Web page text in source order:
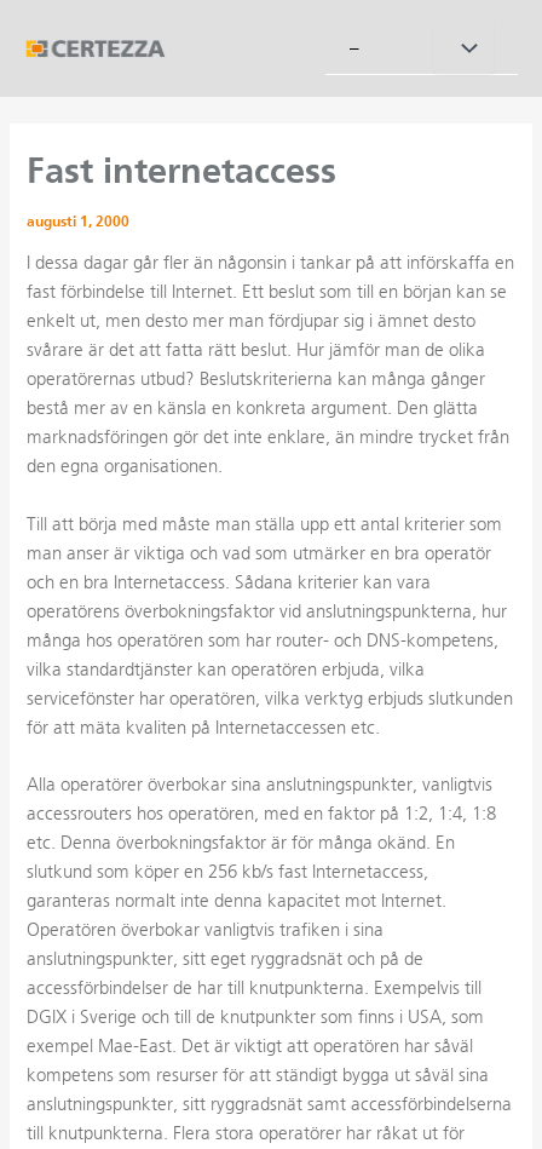
– Slå
Fast internetaccess
augusti 1, 2000
I dessa dagar går fler än någonsin i tankar på att införskaffa en
fast förbindelse till Internet. Ett beslut som till en början kan se
enkelt ut, men desto mer man fördjupar sig i ämnet desto
svårare är det att fatta rätt beslut. Hur jämför man de olika
operatörernas utbud? Beslutskriterierna kan många gånger
bestå mer av en känsla en konkreta argument. Den glätta
marknadsföringen gör det inte enklare, än mindre trycket från
den egna organisationen.
Till att börja med måste man ställa upp ett antal kriterier som
man anser är viktiga och vad som utmärker en bra operatör
och en bra Internetaccess. Sådana kriterier kan vara
operatörens överbokningsfaktor vid anslutningspunkterna, hur
många hos operatören som har router- och DNS-kompetens,
vilka standardtjänster kan operatören erbjuda, vilka
servicefönster har operatören, vilka verktyg erbjuds slutkunden
för att mäta kvaliten på Internetaccessen etc.
Alla operatörer överbokar sina anslutningspunkter, vanligtvis
accessrouters hos operatören, med en faktor på 1:2, 1:4, 1:8
etc. Denna överbokningsfaktor är för många okänd. En
slutkund som köper en 256 kb/s fast Internetaccess,
garanteras normalt inte denna kapacitet mot Internet.
Operatören överbokar vanligtvis trafiken i sina
anslutningspunkter, sitt eget ryggradsnät och på de
accessförbindelser de har till knutpunkterna. Exempelvis till
DGIX i Sverige och till de knutpunkter som finns i USA, som
exempel Mae-East. Det är viktigt att operatören har såväl
kompetens som resurser för att ständigt bygga ut såväl sina
anslutningspunkter, sitt ryggradsnät samt accessförbindelserna
till knutpunkterna. Flera stora operatörer har råkat ut för